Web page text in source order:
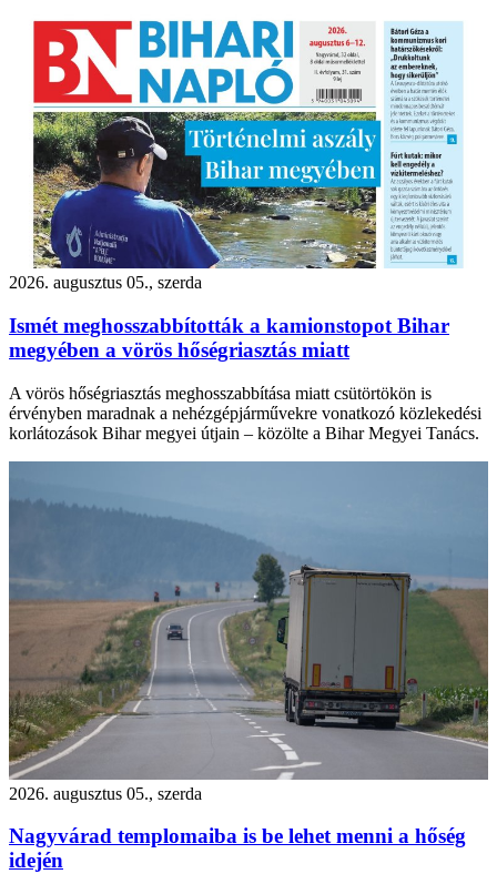
2026. augusztus 05., szerda
Ismét meghosszabbították a kamionstopot Bihar
megyében a vörös hőségriasztás miatt
A vörös hőségriasztás meghosszabbítása miatt csütörtökön is
érvényben maradnak a nehézgépjárművekre vonatkozó közlekedési
korlátozások Bihar megyei útjain – közölte a Bihar Megyei Tanács.
2026. augusztus 05., szerda
Nagyvárad templomaiba is be lehet menni a hőség
idején